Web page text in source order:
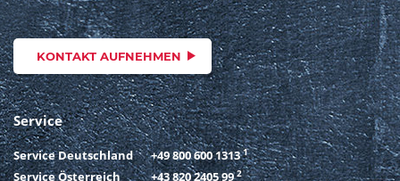
KONTAKT AUFNEHMEN
Service
Service Deutschland +49 800 600 1313 1
Service Österreich +43 820 2405 99 2